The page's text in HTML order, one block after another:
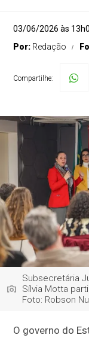
03/06/2026 às
Por: Redação
Compartilhe:
Subsecretária
Sílvia Motta
Foto: Robson
O governo do